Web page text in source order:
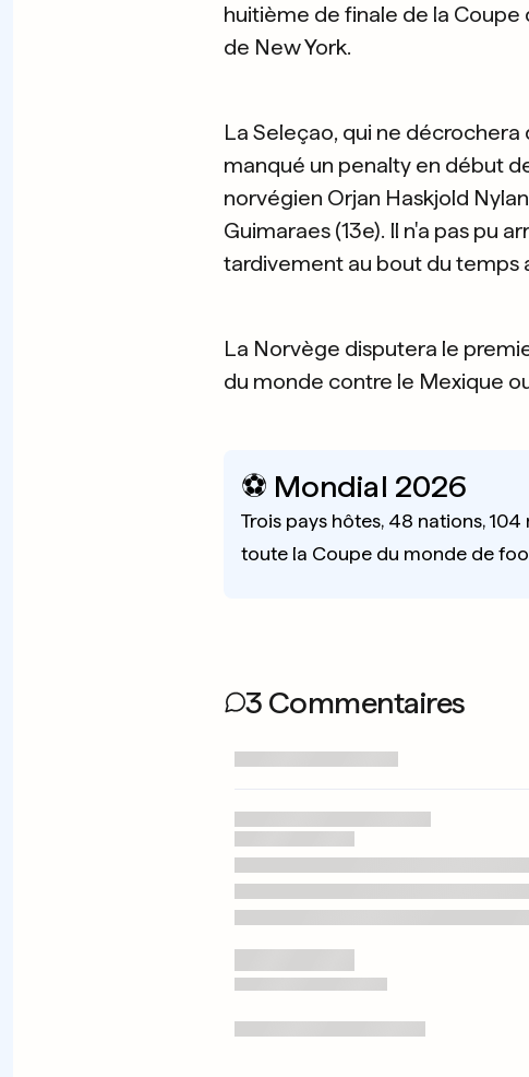
huitième de finale de la
de New York.
La Seleçao, qui ne
manqué un penalty en début
norvégien Orjan Haskjold
Guimaraes (13e). Il n'a pas pu
tardivement au bout du temps
La Norvège disputera le
du monde contre le Mexique
⚽️ Mondial 2026
Trois pays hôtes, 48 nations, 104
toute la Coupe du monde de
3 Commentaires